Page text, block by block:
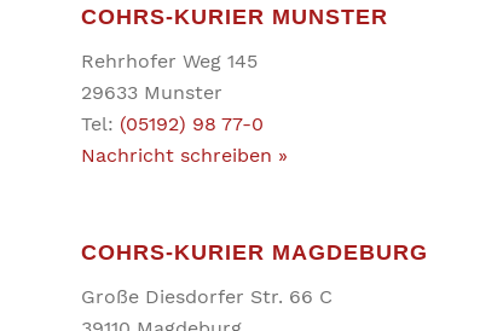
COHRS-KURIER MUNSTER
Rehrhofer Weg 145
29633 Munster
Tel: (05192) 98 77-0
Nachricht schreiben »
COHRS-KURIER MAGDEBURG
Große Diesdorfer Str. 66 C